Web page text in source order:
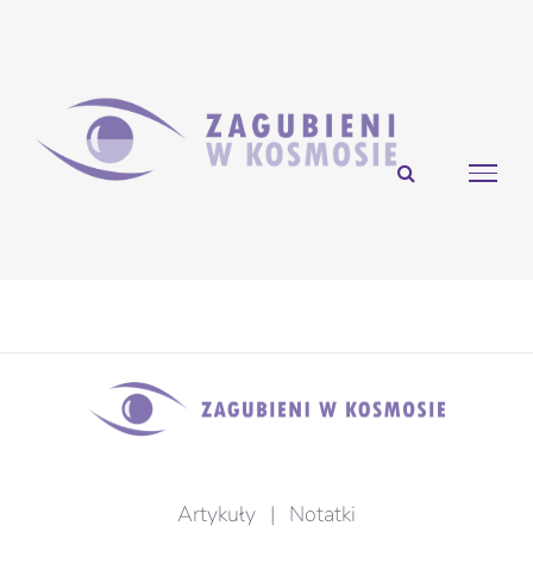
Artykuły | Notatki